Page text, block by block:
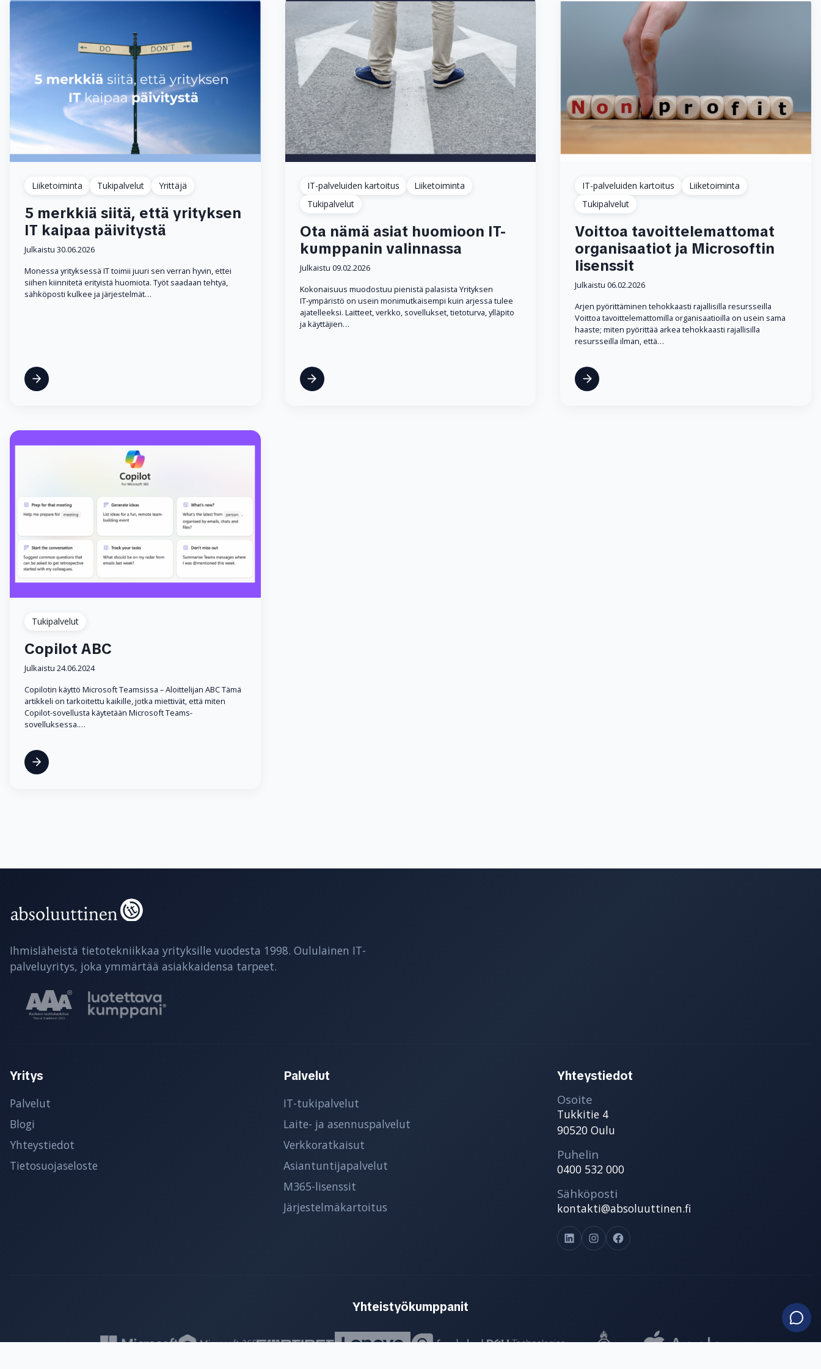
Liiketoiminta Tukipalvelut Yrittäjä
5 merkkiä siitä, että yrityksen
IT kaipaa päivitystä
Julkaistu 30.06.2026
Monessa yrityksessä IT toimii juuri sen verran hyvin, ettei
siihen kiinnitetä erityistä huomiota. Työt saadaan tehtyä,
sähköposti kulkee ja järjestelmät…
IT-palveluiden kartoitus
Liiketoiminta
Tukipalvelut
Ota nämä asiat huomioon IT-
kumppanin valinnassa
Julkaistu 09.02.2026
Kokonaisuus muodostuu pienistä palasista Yrityksen
IT‑ympäristö on usein monimutkaisempi kuin arjessa tulee
ajatelleeksi. Laitteet, verkko, sovellukset, tietoturva, ylläpito
ja käyttäjien…
IT-palveluiden kartoitus
Liiketoiminta
Tukipalvelut
Voittoa tavoittelemattomat
organisaatiot ja Microsoftin
lisenssit
Julkaistu 06.02.2026
Arjen pyörittäminen tehokkaasti rajallisilla resursseilla
Voittoa tavoittelemattomilla organisaatioilla on usein sama
haaste; miten pyörittää arkea tehokkaasti rajallisilla
resursseilla ilman, että…
Tukipalvelut
Copilot ABC
Julkaistu 24.06.2024
Copilotin käyttö Microsoft Teamsissa – Aloittelijan ABC Tämä
artikkeli on tarkoitettu kaikille, jotka miettivät, että miten
Copilot-sovellusta käytetään Microsoft Teams-
sovelluksessa.…
Ihmisläheistä tietotekniikkaa yrityksille vuodesta 1998. Oululainen IT-
palveluyritys, joka ymmärtää asiakkaidensa tarpeet.
Yritys
Palvelut
Blogi
Yhteystiedot
Tietosuojaseloste
Palvelut
IT-tukipalvelut
Laite- ja asennuspalvelut
Verkkoratkaisut
Asiantuntijapalvelut
M365-lisenssit
Järjestelmäkartoitus
Yhteystiedot
Osoite
Tukkitie 4
90520 Oulu
Puhelin
0400 532 000
Sähköposti
kontakti@absoluuttinen.fi
LinkedIn
Instagram
Facebook
Yhteistyökumppanit